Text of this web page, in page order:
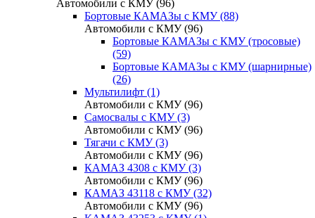
Автомобили с КМУ (96)
Бортовые КАМАЗы с КМУ (88)
Автомобили с КМУ (96)
Бортовые КАМАЗы с КМУ (тросовые)
(59)
Бортовые КАМАЗы с КМУ (шарнирные)
(26)
Мультилифт (1)
Автомобили с КМУ (96)
Самосвалы с КМУ (3)
Автомобили с КМУ (96)
Тягачи с КМУ (3)
Автомобили с КМУ (96)
КАМАЗ 4308 c КМУ (3)
Автомобили с КМУ (96)
КАМАЗ 43118 с КМУ (32)
Автомобили с КМУ (96)